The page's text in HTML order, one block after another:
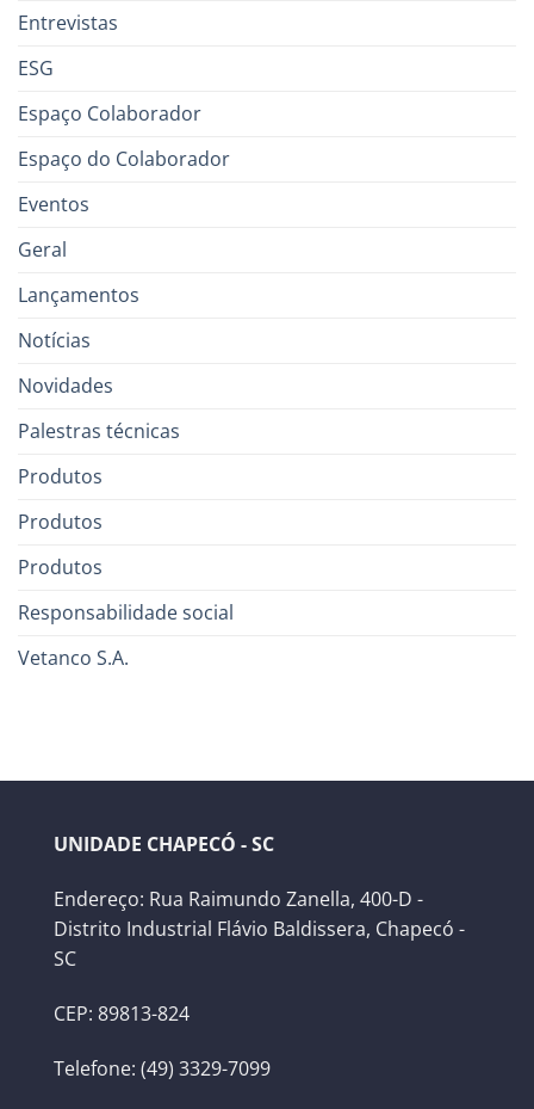
Entrevistas
ESG
Espaço Colaborador
Espaço do Colaborador
Eventos
Geral
Lançamentos
Notícias
Novidades
Palestras técnicas
Produtos
Produtos
Produtos
Responsabilidade social
Vetanco S.A.
UNIDADE CHAPECÓ - SC
Endereço: Rua Raimundo Zanella, 400-D -
Distrito Industrial Flávio Baldissera, Chapecó -
SC
CEP: 89813-824
Telefone: (49) 3329-7099